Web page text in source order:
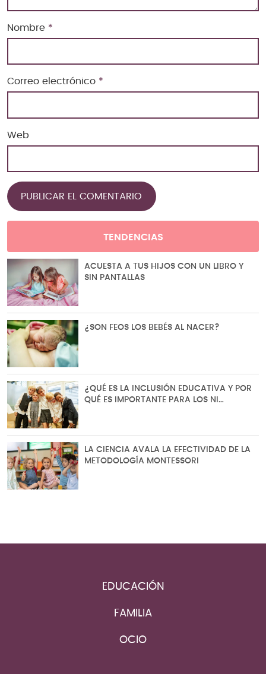
Nombre *
Correo electrónico *
Web
TENDENCIAS
ACUESTA A TUS HIJOS CON UN LIBRO Y
SIN PANTALLAS
¿SON FEOS LOS BEBÉS AL NACER?
¿QUÉ ES LA INCLUSIÓN EDUCATIVA Y POR
QUÉ ES IMPORTANTE PARA LOS NI…
LA CIENCIA AVALA LA EFECTIVIDAD DE LA
METODOLOGÍA MONTESSORI
EDUCACIÓN
FAMILIA
OCIO